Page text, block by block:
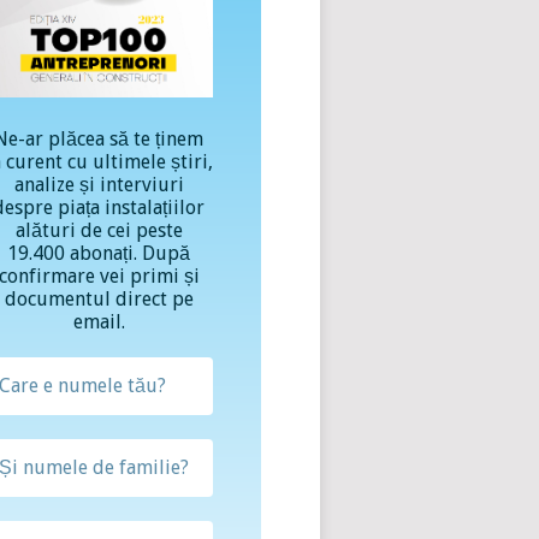
ar plăcea să te ținem
curent cu ultimele știri,
analize și interviuri
piața instalațiilor
alături de cei peste
19.400 abonați. După
vei primi și
documentul direct pe
email.